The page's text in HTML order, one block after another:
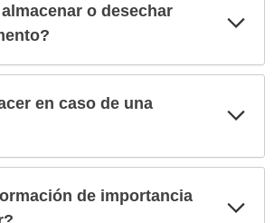
o desechar
en caso de una
de importancia